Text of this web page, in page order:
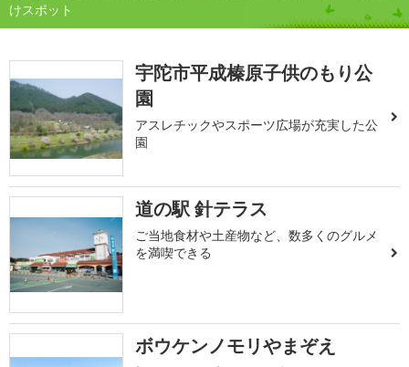
けスポット
宇陀市平成榛原子供のもり公
園
アスレチックやスポーツ広場が充実した公
園
道の駅 針テラス
ご当地食材や土産物など、数多くのグルメ
を満喫できる
ボウケンノモリやまぞえ